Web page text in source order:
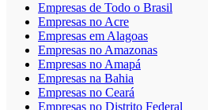
Empresas de Todo o Brasil
Empresas no Acre
Empresas em Alagoas
Empresas no Amazonas
Empresas no Amapá
Empresas na Bahia
Empresas no Ceará
Empresas no Distrito Federal